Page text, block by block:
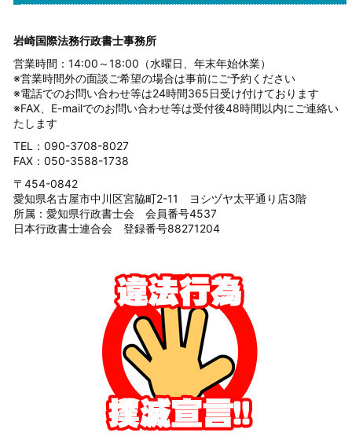
岩崎国際法務行政書士事務所
営業時間：14:00～18:00（水曜日、年末年始休業）
※営業時間外の面談ご希望の場合は事前にご予約ください
※電話でのお問い合わせ等は24時間365日受け付けております
※FAX、E-mailでのお問い合わせ等は受付後48時間以内にご連絡い
たします
TEL：090-3708-8027
FAX：050-3588-1738
〒454-0842
愛知県名古屋市中川区宮脇町2-11 ヨシヅヤ太平通り店3階
所属：愛知県行政書士会 会員番号4537
日本行政書士連合会 登録番号88271204